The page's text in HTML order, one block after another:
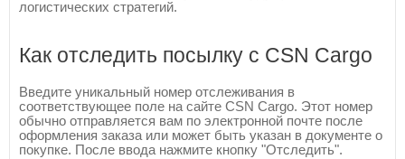
логистических стратегий.
Как отследить посылку с CSN Cargo
Введите уникальный номер отслеживания в
соответствующее поле на сайте CSN Cargo. Этот номер
обычно отправляется вам по электронной почте после
оформления заказа или может быть указан в документе о
покупке. После ввода нажмите кнопку "Отследить".